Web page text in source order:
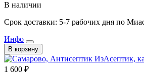
В наличии
Срок доставки: 5-7 рабочих дня по
Инфо
В корзину
1 600 ₽